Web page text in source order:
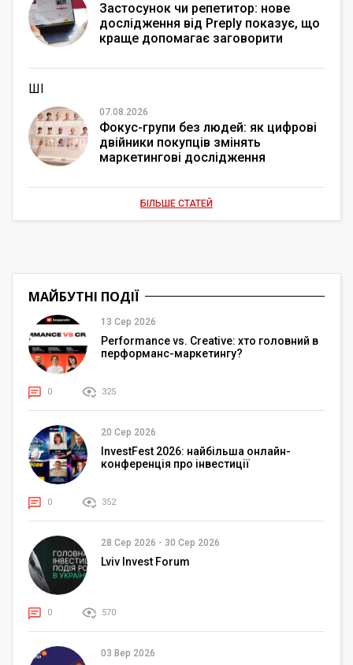
Застосунок чи репетитор: нове
дослідження від Preply показує, що
краще допомагає заговорити
ШІ
07.08.2026
Фокус-групи без людей: як цифрові
двійники покупців змінять
маркетингові дослідження
БІЛЬШЕ СТАТЕЙ
МАЙБУТНІ ПОДІЇ
13 Сер 2026
Performance vs. Creative: хто головний в
перформанс-маркетингу?
0 325
20 Сер 2026
InvestFest 2026: найбільша онлайн-
конференція про інвестиції
0 352
28 Сер 2026 - 30 Сер 2026
Lviv Invest Forum
0 570
03 Вер 2026